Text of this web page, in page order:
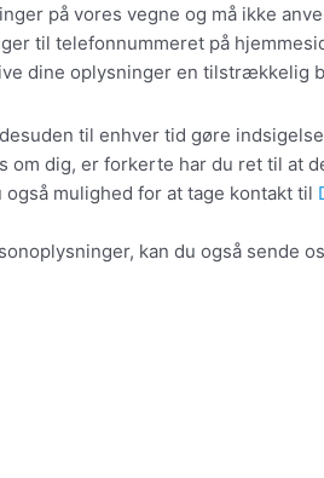
på vores vegne og må ikke
til telefonnummeret på
dine oplysninger en tilstrækkelig
til enhver tid gøre
om dig, er forkerte har du ret til at
mulighed for at tage kontakt til
kan du også sende